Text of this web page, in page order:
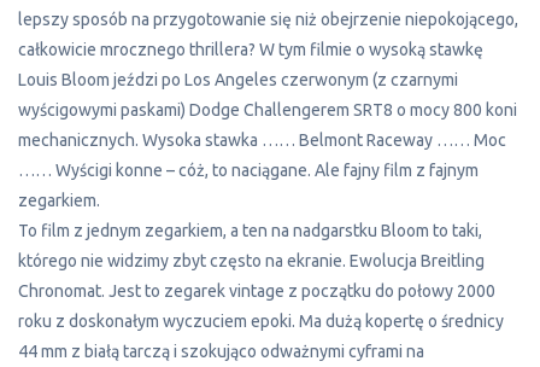
lepszy sposób na przygotowanie się niż obejrzenie niepokojącego,
całkowicie mrocznego thrillera? W tym filmie o wysoką stawkę
Louis Bloom jeździ po Los Angeles czerwonym (z czarnymi
wyścigowymi paskami) Dodge Challengerem SRT8 o mocy 800 koni
mechanicznych. Wysoka stawka …… Belmont Raceway …… Moc
…… Wyścigi konne – cóż, to naciągane. Ale fajny film z fajnym
zegarkiem.
To film z jednym zegarkiem, a ten na nadgarstku Bloom to taki,
którego nie widzimy zbyt często na ekranie. Ewolucja Breitling
Chronomat. Jest to zegarek vintage z początku do połowy 2000
roku z doskonałym wyczuciem epoki. Ma dużą kopertę o średnicy
44 mm z białą tarczą i szokująco odważnymi cyframi na